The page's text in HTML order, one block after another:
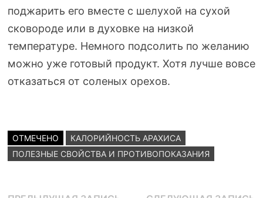
поджарить его вместе с шелухой на сухой
сковороде или в духовке на низкой
температуре. Немного подсолить по желанию
можно уже готовый продукт. Хотя лучше вовсе
отказаться от соленых орехов.
ОТМЕЧЕНО
КАЛОРИЙНОСТЬ АРАХИСА
ПОЛЕЗНЫЕ СВОЙСТВА И ПРОТИВОПОКАЗАНИЯ